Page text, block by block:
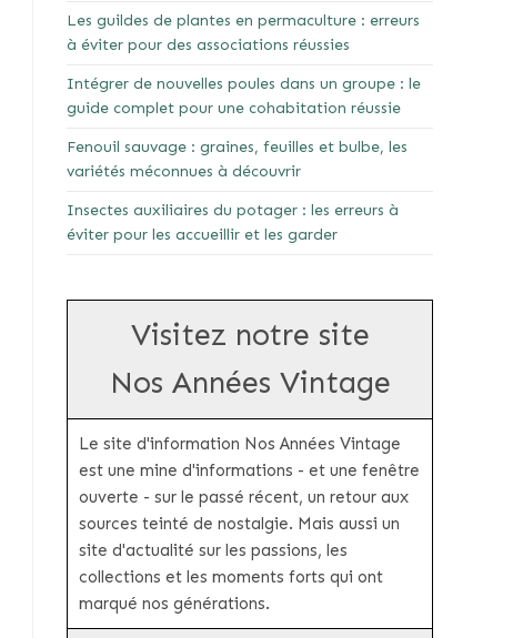
Les guildes de plantes en permaculture : erreurs
à éviter pour des associations réussies
Intégrer de nouvelles poules dans un groupe : le
guide complet pour une cohabitation réussie
Fenouil sauvage : graines, feuilles et bulbe, les
variétés méconnues à découvrir
Insectes auxiliaires du potager : les erreurs à
éviter pour les accueillir et les garder
Visitez notre site
Nos Années Vintage
Le site d'information Nos Années Vintage
est une mine d'informations - et une fenêtre
ouverte - sur le passé récent, un retour aux
sources teinté de nostalgie. Mais aussi un
site d'actualité sur les passions, les
collections et les moments forts qui ont
marqué nos générations.